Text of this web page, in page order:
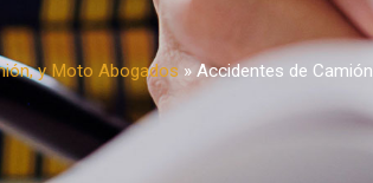
y Moto Abogados » Accidentes de Camión